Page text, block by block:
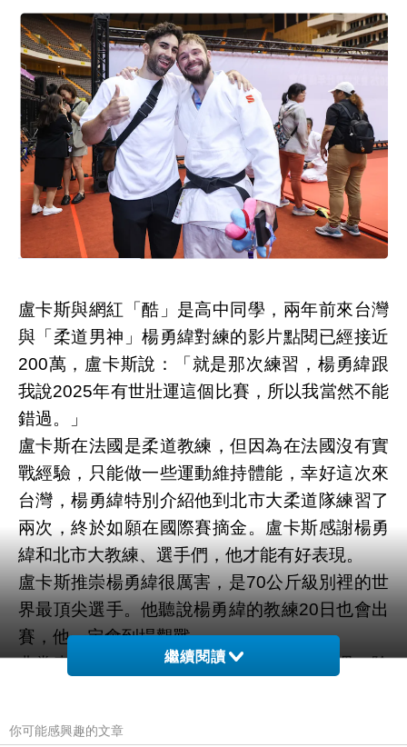
盧卡斯與網紅「酷」是高中同學，兩年前來台灣
與「柔道男神」楊勇緯對練的影片點閱已經接近
200萬，盧卡斯說：「就是那次練習，楊勇緯跟
我說2025年有世壯運這個比賽，所以我當然不能
錯過。」
盧卡斯在法國是柔道教練，但因為在法國沒有實
戰經驗，只能做一些運動維持體能，幸好這次來
台灣，楊勇緯特別介紹他到北市大柔道隊練習了
兩次，終於如願在國際賽摘金。盧卡斯感謝楊勇
緯和北市大教練、選手們，他才能有好表現。
盧卡斯推崇楊勇緯很厲害，是70公斤級別裡的世
界最頂尖選手。他聽說楊勇緯的教練20日也會出
賽，他一定會到場觀戰。
非常喜歡台灣的盧卡斯，預計停留台灣兩週，除
繼續閱讀
你可能感興趣的文章